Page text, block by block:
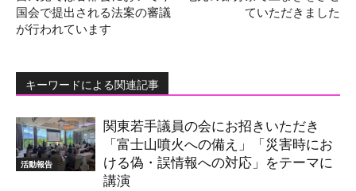
国会で提出される法案の審議
が行われています
ていただきました
キーワードによる関連記事
活動報告
関東若手議員の会にお招きいただき
「富士山噴火への備え」「災害時にお
ける偽・誤情報への対応」をテーマに
講演